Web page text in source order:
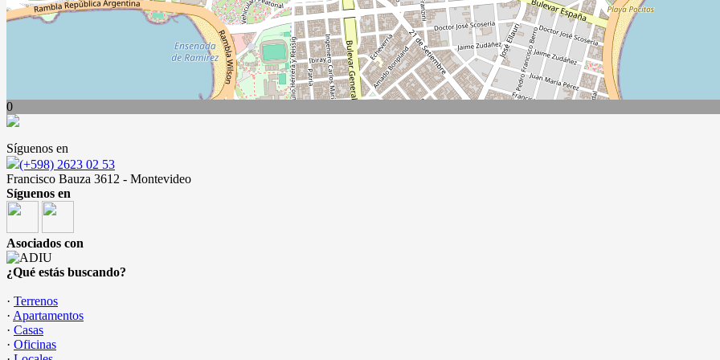
0
Síguenos en
(+598) 2623 02 53
Francisco Bauza 3612 - Montevideo
Síguenos en
Asociados con
¿Qué estás buscando?
· Terrenos
· Apartamentos
· Casas
· Oficinas